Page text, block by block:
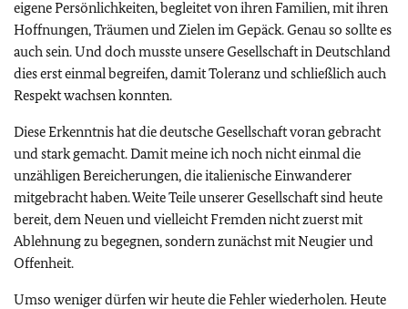
eigene Persönlichkeiten, begleitet von ihren Familien, mit ihren
Hoffnungen, Träumen und Zielen im Gepäck. Genau so sollte es
auch sein. Und doch musste unsere Gesellschaft in Deutschland
dies erst einmal begreifen, damit Toleranz und schließlich auch
Respekt wachsen konnten.
Diese Erkenntnis hat die deutsche Gesellschaft voran gebracht
und stark gemacht. Damit meine ich noch nicht einmal die
unzähligen Bereicherungen, die italienische Einwanderer
mitgebracht haben. Weite Teile unserer Gesellschaft sind heute
bereit, dem Neuen und vielleicht Fremden nicht zuerst mit
Ablehnung zu begegnen, sondern zunächst mit Neugier und
Offenheit.
Umso weniger dürfen wir heute die Fehler wiederholen. Heute